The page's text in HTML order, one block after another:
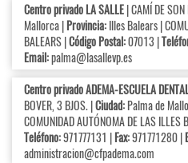
Centro privado LA SALLE| CAMÍ DE
Mallorca |Provincia:Illes Balears |
BALEARS |Código Postal:07013 |
Email:palma@lasallevp.es
Centro privado ADEMA-ESCUELA
BOVER, 3 BJOS. |Ciudad:Palma de
COMUNIDAD AUTÓNOMA DE LAS ILLES
Teléfono:971777131 |Fax:971771280 |
administracion@cfpadema.com